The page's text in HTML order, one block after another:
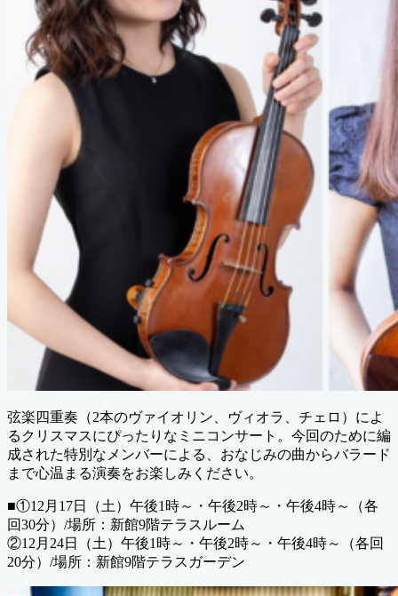
弦楽四重奏（2本のヴァイオリン、ヴィオラ、チェロ）によ
るクリスマスにぴったりなミニコンサート。今回のために編
成された特別なメンバーによる、おなじみの曲からバラード
まで心温まる演奏をお楽しみください。
■①12月17日（土）午後1時～・午後2時～・午後4時～（各
回30分）/場所：新館9階テラスルーム
②12月24日（土）午後1時～・午後2時～・午後4時～（各回
20分）/場所：新館9階テラスガーデン